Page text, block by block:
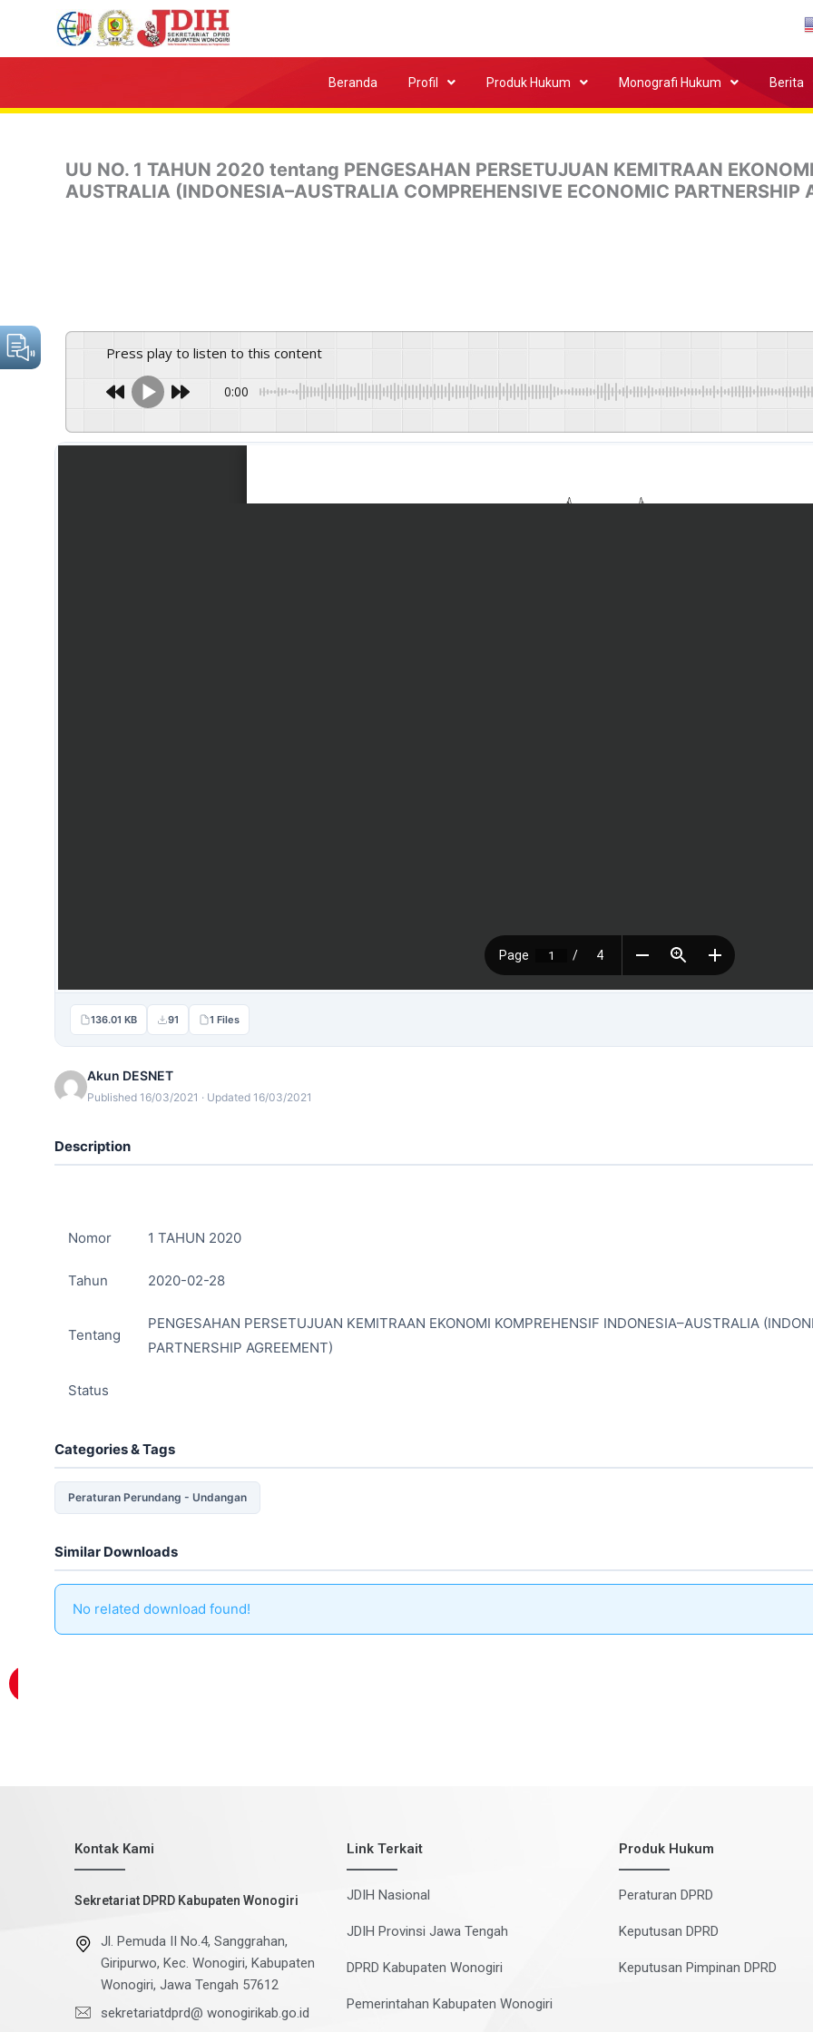
content
Beranda Profil Produk Hukum Monografi Hukum Berita
UU NO. 1 TAHUN 2020 tentang PENGESAHAN PERSETUJUAN KEMITRAAN
AUSTRALIA (INDONESIA–AUSTRALIA COMPREHENSIVE ECONOMIC PARTNERSHIP
Press play to listen to this content
0:00
136.01 KB 91 1 Files
Akun DESNET
Published 16/03/2021 · Updated 16/03/2021
Description
Nomor 1 TAHUN 2020
Tahun 2020-02-28
Tentang
PENGESAHAN PERSETUJUAN KEMITRAAN EKONOMI KOMPREHENSIF INDONESIA–AUSTRALIA
PARTNERSHIP AGREEMENT)
Status
Categories & Tags
Peraturan Perundang - Undangan
Similar Downloads
No related download found!
Kontak Kami
Sekretariat DPRD Kabupaten Wonogiri
Jl. Pemuda II No.4, Sanggrahan,
Giripurwo, Kec. Wonogiri, Kabupaten
Wonogiri, Jawa Tengah 57612
sekretariatdprd@ wonogirikab.go.id
Link Terkait
JDIH Nasional
JDIH Provinsi Jawa Tengah
DPRD Kabupaten Wonogiri
Pemerintahan Kabupaten Wonogiri
Produk Hukum
Peraturan DPRD
Keputusan DPRD
Keputusan Pimpinan DPRD